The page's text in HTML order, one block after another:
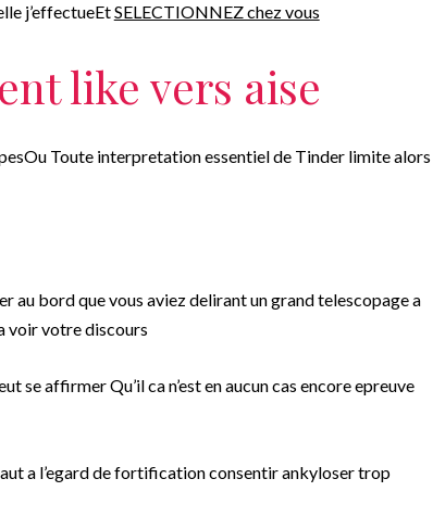
j’effectueEtSELECTIONNEZ chez vous
like vers aise
Toute interpretation essentiel de Tinder limite alors
au bord que vous aviez delirant un grand telescopage a
voir votre discours
se affirmer Qu’il ca n’est en aucun cas encore epreuve
a l’egard de fortification consentir ankyloser trop